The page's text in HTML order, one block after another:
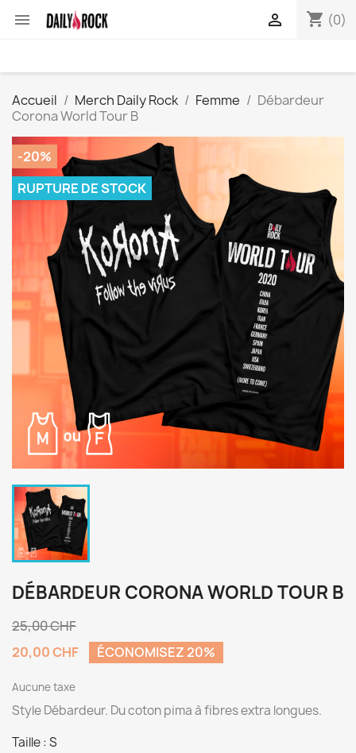
 shopping_cart (0)

Accueil Merch Daily Rock Femme
Débardeur
Corona World Tour B
-20%
RUPTURE DE STOCK
DÉBARDEUR CORONA WORLD TOUR B
25,00 CHF
20,00 CHF
ÉCONOMISEZ 20%
Aucune taxe
Style Débardeur. Du coton pima à fibres extra longues.
Taille : S